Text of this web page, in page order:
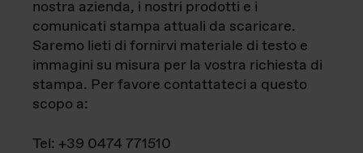
nostra azienda, i nostri prodotti e i
comunicati stampa attuali da scaricare.
Saremo lieti di fornirvi materiale di testo e
immagini su misura per la vostra richiesta di
stampa. Per favore contattateci a questo
scopo a:
Tel: +39 0474 771510